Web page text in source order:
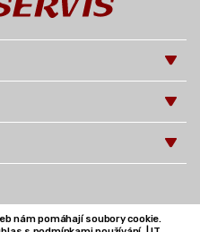
nám pomáhají soubory cookie.